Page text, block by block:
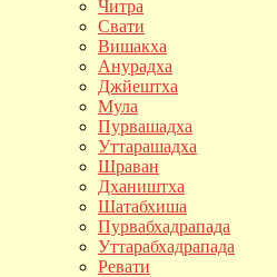
Читра
Свати
Вишакха
Анурадха
Джйештха
Мула
Пурвашадха
Уттарашадха
Шраван
Дхаништха
Шатабхиша
Пурвабхадрапада
Уттарабхадрапада
Ревати